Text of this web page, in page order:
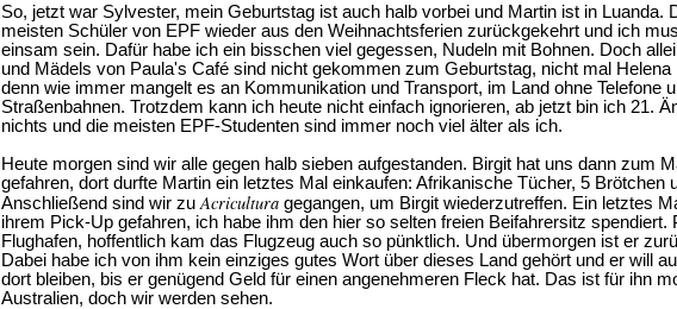
So, jetzt war Sylvester, mein Geburtstag ist auch halb vorbei und Martin ist in Luanda.
meisten Schüler von EPF wieder aus den Weihnachtsferien zurückgekehrt und ich
einsam sein. Dafür habe ich ein bisschen viel gegessen, Nudeln mit Bohnen. Doch
und Mädels von Paula's Café sind nicht gekommen zum Geburtstag, nicht mal Helena
denn wie immer mangelt es an Kommunikation und Transport, im Land ohne Telefone
Straßenbahnen. Trotzdem kann ich heute nicht einfach ignorieren, ab jetzt bin ich 21.
nichts und die meisten EPF-Studenten sind immer noch viel älter als ich.
Heute morgen sind wir alle gegen halb sieben aufgestanden. Birgit hat uns dann zum
gefahren, dort durfte Martin ein letztes Mal einkaufen: Afrikanische Tücher, 5 Brötchen
Anschließend sind wir zu Acricultura gegangen, um Birgit wiederzutreffen. Ein letztes
ihrem Pick-Up gefahren, ich habe ihm den hier so selten freien Beifahrersitz spendiert.
Flughafen, hoffentlich kam das Flugzeug auch so pünktlich. Und übermorgen ist er
Dabei habe ich von ihm kein einziges gutes Wort über dieses Land gehört und er will
dort bleiben, bis er genügend Geld für einen angenehmeren Fleck hat. Das ist für ihn
Australien, doch wir werden sehen.